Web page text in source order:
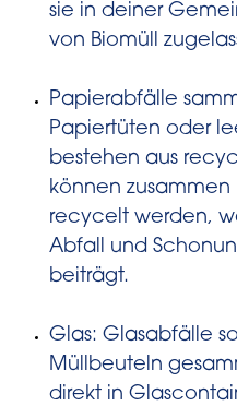
sie in deiner
von Biomüll
Papierabfälle
Papiertüten oder
bestehen aus
können
recycelt werden,
Abfall und
beiträgt.
Glas: Glasabfälle
Müllbeuteln
direkt in